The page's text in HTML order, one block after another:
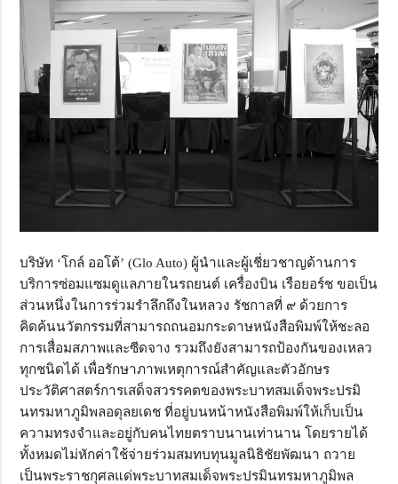
บริษัท ‘โกล์ ออโต้’ (Glo Auto) ผู้นำและผู้เชี่ยวชาญด้านการ
บริการซ่อมแซมดูแลภายในรถยนต์ เครื่องบิน เรือยอร์ช ขอเป็น
ส่วนหนึ่งในการร่วมรำลึกถึงในหลวง รัชกาลที่ ๙ ด้วยการ
คิดค้นนวัตกรรมที่สามารถถนอมกระดาษหนังสือพิมพ์ให้ชะลอ
การเสื่อมสภาพและซีดจาง รวมถึงยังสามารถป้องกันของเหลว
ทุกชนิดได้ เพื่อรักษาภาพเหตุการณ์สำคัญและตัวอักษร
ประวัติศาสตร์การเสด็จสวรรคตของพระบาทสมเด็จพระปรมิ
นทรมหาภูมิพลอดุลยเดช ที่อยู่บนหน้าหนังสือพิมพ์ให้เก็บเป็น
ความทรงจำและอยู่กับคนไทยตราบนานเท่านาน โดยรายได้
ทั้งหมดไม่หักค่าใช้จ่ายร่วมสมทบทุนมูลนิธิชัยพัฒนา ถวาย
เป็นพระราชกุศลแด่พระบาทสมเด็จพระปรมินทรมหาภูมิพล